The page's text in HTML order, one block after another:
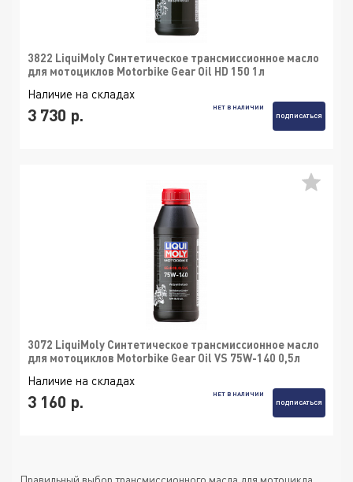
3822 LiquiMoly Синтетическое трансмиссионное масло
для мотоциклов Motorbike Gear Oil HD 150 1л
Наличие на складах
3 730 р.
НЕТ В НАЛИЧИИ
ПОДПИСАТЬСЯ
3072 LiquiMoly Синтетическое трансмиссионное масло
для мотоциклов Motorbike Gear Oil VS 75W-140 0,5л
Наличие на складах
3 160 р.
НЕТ В НАЛИЧИИ
ПОДПИСАТЬСЯ
Правильный выбор трансмиссионного масла для мотоцикла